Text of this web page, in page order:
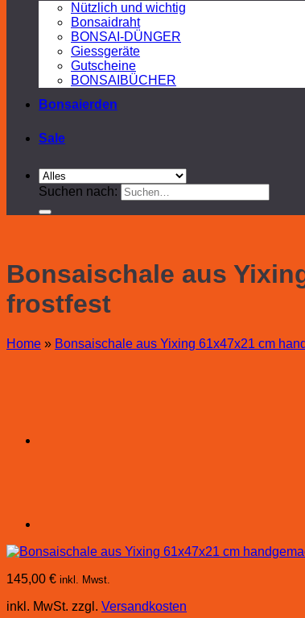
Nützlich und wichtig
Bonsaidraht
BONSAI-DÜNGER
Giessgeräte
Gutscheine
BONSAIBÜCHER
Bonsaierden
Sale
Suchen nach:
Bonsaischale aus
frostfest
Home » Bonsaischale aus Yixing 61x47x21 cm
145,00 € inkl. Mwst.
inkl. MwSt. zzgl. Versandkosten